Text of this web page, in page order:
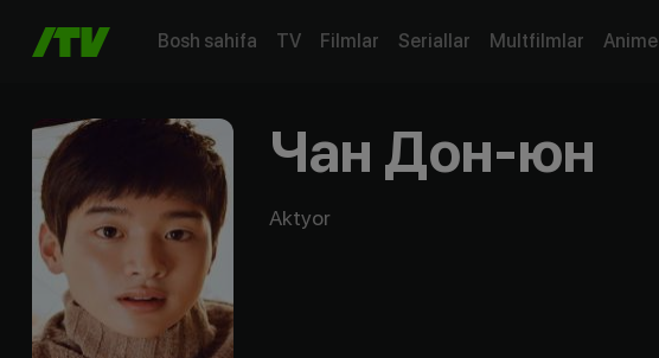
Bosh sahifa TV Filmlar Seriallar Multfilmlar Anime
Чан Дон-юн
Aktyor